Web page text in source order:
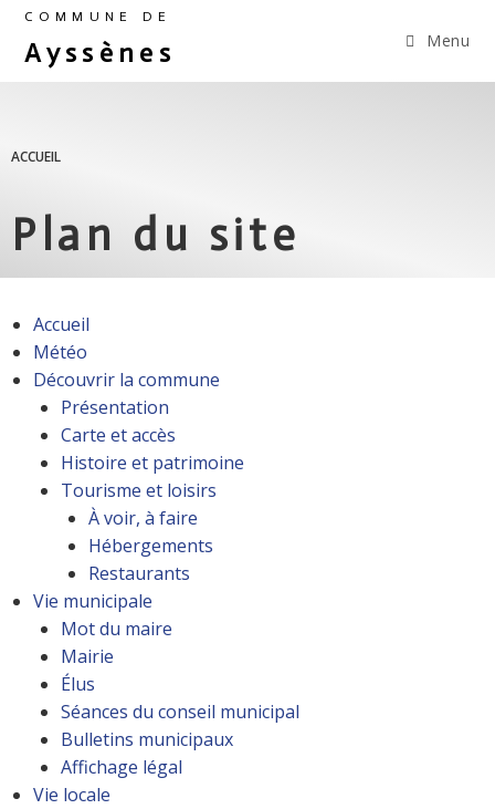
COMMUNE DE
Ayssènes Menu
ACCUEIL
Plan du site
Accueil
Météo
Découvrir la commune
Présentation
Carte et accès
Histoire et patrimoine
Tourisme et loisirs
À voir, à faire
Hébergements
Restaurants
Vie municipale
Mot du maire
Mairie
Élus
Séances du conseil municipal
Bulletins municipaux
Affichage légal
Vie locale